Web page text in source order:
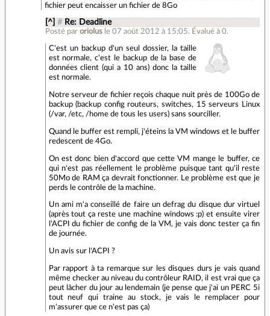
fichier peut encaisser un fichier de 8Go
[^] # Re: Deadline
Posté par oriolus le 07 août 2012 à 15:05. Évalué à 0.
C'est un backup d'un seul dossier, la taille
est normale, c'est le backup de la base de
données client (qui a 10 ans) donc la taille
est normale.
Notre serveur de fichier reçois chaque nuit près de 100Go de
backup (backup config routeurs, switches, 15 serveurs Linux
(/var, /etc, /home de tous les users) sans sourciller.
Quand le buffer est rempli, j'éteins la VM windows et le buffer
redescent de 4Go.
On est donc bien d'accord que cette VM mange le buffer, ce
qui n'est pas réellement le problème puisque tant qu'il reste
50Mo de RAM ça devrait fonctionner. Le problème est que je
perds le contrôle de la machine.
Un ami m'a conseillé de faire un defrag du disque dur virtuel
(après tout ça reste une machine windows :p) et ensuite virer
l'ACPI du fichier de config de la VM, je vais donc tester ça fin
de journée.
Un avis sur l'ACPI ?
Par rapport à ta remarque sur les disques durs je vais quand
même checker au niveau du contrôleur RAID, il est vrai que ça
peut lâcher du jour au lendemain (je pense que j'ai un PERC 5i
tout neuf qui traine au stock, je vais le remplacer pour
m'assurer que ce n'est pas ça)